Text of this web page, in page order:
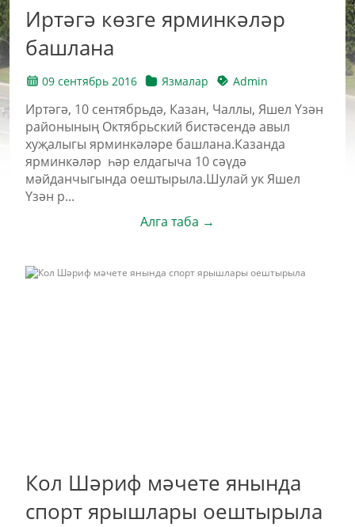
Иртәгә көзге ярминкәләр
башлана
09 сентябрь 2016 Язмалар Admin
Иртәгә, 10 сентябрьдә, Казан, Чаллы, Яшел Үзән
районының Октябрьский бистәсендә авыл
хуҗалыгы ярминкәләре башлана.Казанда
ярминкәләр һәр елдагыча 10 сәүдә
мәйданчыгында оештырыла.Шулай ук Яшел
Үзән р...
Алга таба →
Кол Шәриф мәчете янында
спорт ярышлары оештырыла